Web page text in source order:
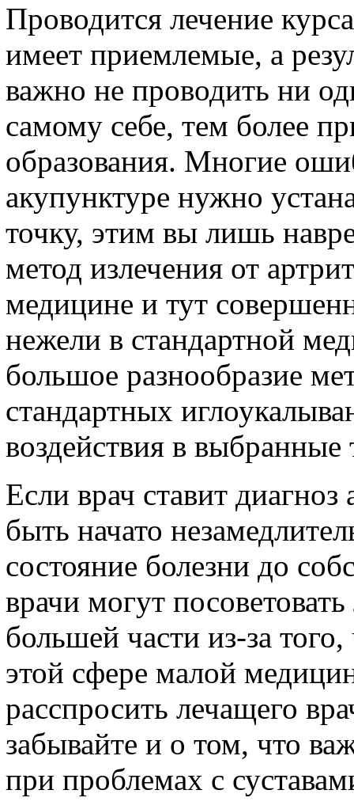
Проводится лечение
имеет приемлемые, а
важно не проводить ни
самому себе, тем более
образования. Многие
акупунктуре нужно
точку, этим вы лишь
метод излечения от
медицине и тут
нежели в стандартной
большое разнообразие
стандартных
воздействия в выбранные
Если врач ставит
быть начато
состояние болезни до
врачи могут
большей части из-за
этой сфере малой
расспросить лечащего
забывайте и о том, что
при проблемах с